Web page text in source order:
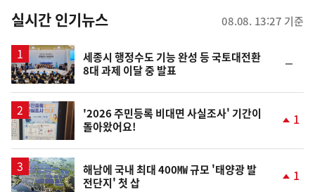
뉴
스
실시간 인기뉴스 08.08. 13:27 기준
세종시 행정수도 기능 완성 등 국토대전환
8대 과제 이달 중 발표
일
'2026 주민등록 비대면 사실조사' 기간이
돌아왔어요!
상
1
해남에 국내 최대 400㎿ 규모 '태양광 발
전단지' 첫 삽
1